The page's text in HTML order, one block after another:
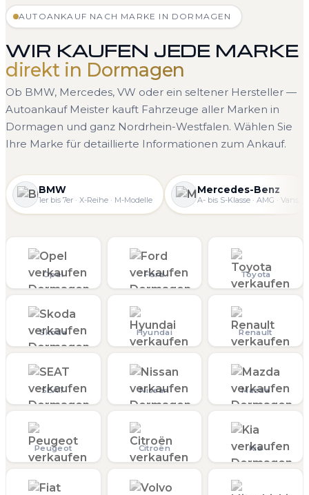
AUTOANKAUF NACH MARKE IN DORMAGEN
WIR KAUFEN JEDE MARKE
direkt in Dormagen
Ob BMW, Mercedes, VW oder ein seltener Hersteller —
Autoankauf Meister kauft Fahrzeuge aller Marken in
Dormagen und ganz Nordrhein-Westfalen. Wählen Sie
Ihre Marke für detaillierte Informationen zum Ankauf.
BMW
1er bis 7er · X-Reihe · M-Modelle
Mercedes-Benz
A- bis S-Klasse · AMG · Vans
Opel Ford Toyota
Skoda Hyundai Renault
SEAT Nissan Mazda
Peugeot Citroën Kia